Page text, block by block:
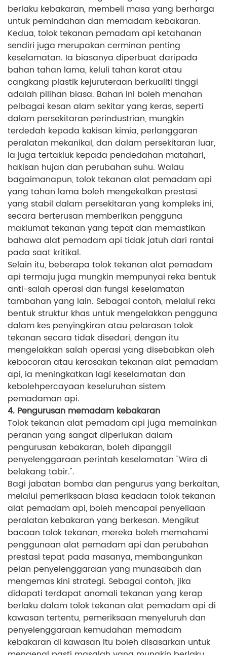
berlaku kebakaran, membeli masa yang berharga
untuk pemindahan dan memadam kebakaran.
Kedua, tolok tekanan pemadam api ketahanan
sendiri juga merupakan cerminan penting
keselamatan. Ia biasanya diperbuat daripada
bahan tahan lama, keluli tahan karat atau
cangkang plastik kejuruteraan berkualiti tinggi
adalah pilihan biasa. Bahan ini boleh menahan
pelbagai kesan alam sekitar yang keras, seperti
dalam persekitaran perindustrian, mungkin
terdedah kepada kakisan kimia, perlanggaran
peralatan mekanikal, dan dalam persekitaran luar,
ia juga tertakluk kepada pendedahan matahari,
hakisan hujan dan perubahan suhu. Walau
bagaimanapun, tolok tekanan alat pemadam api
yang tahan lama boleh mengekalkan prestasi
yang stabil dalam persekitaran yang kompleks ini,
secara berterusan memberikan pengguna
maklumat tekanan yang tepat dan memastikan
bahawa alat pemadam api tidak jatuh dari rantai
pada saat kritikal.
Selain itu, beberapa tolok tekanan alat pemadam
api termaju juga mungkin mempunyai reka bentuk
anti-salah operasi dan fungsi keselamatan
tambahan yang lain. Sebagai contoh, melalui reka
bentuk struktur khas untuk mengelakkan pengguna
dalam kes penyingkiran atau pelarasan tolok
tekanan secara tidak disedari, dengan itu
mengelakkan salah operasi yang disebabkan oleh
kebocoran atau kerosakan tekanan alat pemadam
api, ia meningkatkan lagi keselamatan dan
kebolehpercayaan keseluruhan sistem
pemadaman api.
4. Pengurusan memadam kebakaran
Tolok tekanan alat pemadam api juga memainkan
peranan yang sangat diperlukan dalam
pengurusan kebakaran, boleh dipanggil
penyelenggaraan perintah keselamatan "Wira di
belakang tabir.".
Bagi jabatan bomba dan pengurus yang berkaitan,
melalui pemeriksaan biasa keadaan tolok tekanan
alat pemadam api, boleh mencapai penyeliaan
peralatan kebakaran yang berkesan. Mengikut
bacaan tolok tekanan, mereka boleh memahami
penggunaan alat pemadam api dan perubahan
prestasi tepat pada masanya, membangunkan
pelan penyelenggaraan yang munasabah dan
mengemas kini strategi. Sebagai contoh, jika
didapati terdapat anomali tekanan yang kerap
berlaku dalam tolok tekanan alat pemadam api di
kawasan tertentu, pemeriksaan menyeluruh dan
penyelenggaraan kemudahan memadam
kebakaran di kawasan itu boleh disasarkan untuk